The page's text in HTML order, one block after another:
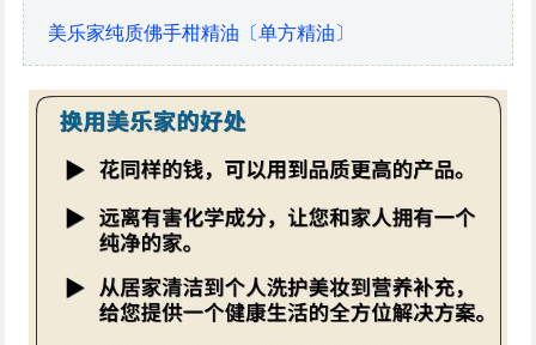
美乐家纯质佛手柑精油〔单方精油〕